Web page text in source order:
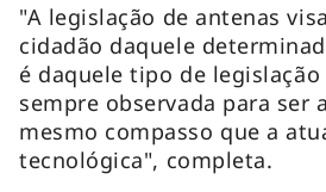
"A legislação de antenas
cidadão daquele
é daquele tipo de
sempre observada para ser
mesmo compasso que a
tecnológica", completa.